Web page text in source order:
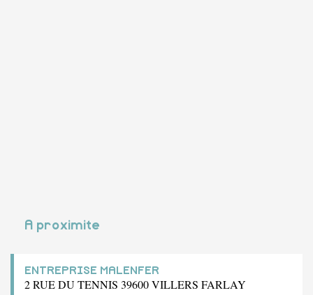
A proximite
ENTREPRISE MALENFER
2 RUE DU TENNIS 39600 VILLERS FARLAY